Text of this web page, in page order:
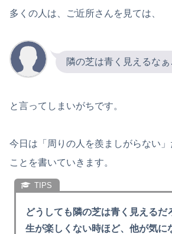
多くの人は、ご近所さんを見ては、
隣の芝は青く見えるな
と言ってしまいがちです。
今日は「周りの人を羨ましがらない
ことを書いていきます。
どうしても隣の芝は青く見えるだ
生が楽しくない時ほど、他が気に